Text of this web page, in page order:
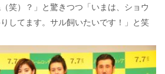
笑）？」と驚きつつ「いまは、ショウ
してます。サル飼いたいです！」と笑